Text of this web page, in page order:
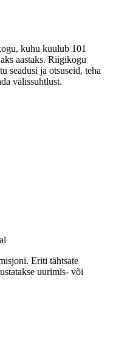
kuhu kuulub 101
aastaks. Riigikogu
seadusi ja otsuseid, teha
välissuhtlust.
Eriti tähtsate
uurimis- või